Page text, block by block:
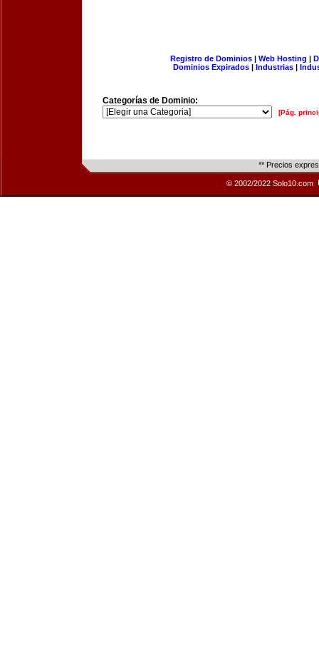
Registro de Dominios| Web Hosting |
Dominios Expirados | Industrias |
Categorías de Dominio:
[Pág.
** Precios
© 2002/2022 Solo10.com